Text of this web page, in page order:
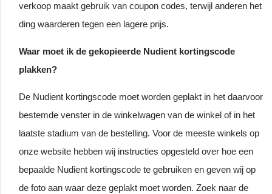
verkoop maakt gebruik van coupon codes, terwijl anderen het
ding waarderen tegen een lagere prijs.
Waar moet ik de gekopieerde Nudient kortingscode
plakken?
De Nudient kortingscode moet worden geplakt in het daarvoor
bestemde venster in de winkelwagen van de winkel of in het
laatste stadium van de bestelling. Voor de meeste winkels op
onze website hebben wij instructies opgesteld over hoe een
bepaalde Nudient kortingscode te gebruiken en geven wij op
de foto aan waar deze geplakt moet worden. Zoek naar de